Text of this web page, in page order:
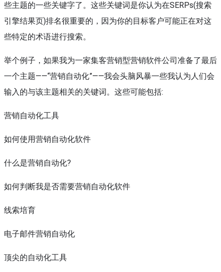
些主题的一些关键字了。这些关键词是你认为在SERPs(搜索
引擎结果页)排名很重要的，因为你的目标客户可能正在对这
些特定的术语进行搜索。
举个例子，如果我为一家集客营销型营销软件公司准备了最后
一个主题——“营销自动化”——我会头脑风暴一些我认为人们会
输入的与该主题相关的关键词。这些可能包括:
营销自动化工具
如何使用营销自动化软件
什么是营销自动化?
如何判断我是否需要营销自动化软件
线索培育
电子邮件营销自动化
顶尖的自动化工具